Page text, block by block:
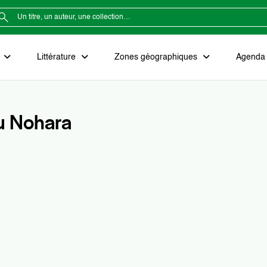
Littérature Zones géographiques
Nohara